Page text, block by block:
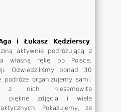
i Łukasz Kędzierscy.
aktywnie podróżującą z
własną rękę po Polsce,
Odwiedziliśmy ponad 30
podróże organizujemy sami.
z nich niesamowite
piękne zdjęcia i wiele
Pokazujemy, że